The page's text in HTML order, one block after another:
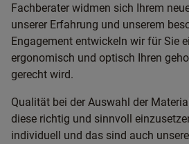
Fachberater widmen sich Ihrem
unserer Erfahrung und unserem
Engagement entwickeln wir für Sie
ergonomisch und optisch Ihren
gerecht wird.
Qualität bei der Auswahl der
diese richtig und sinnvoll
individuell und das sind auch